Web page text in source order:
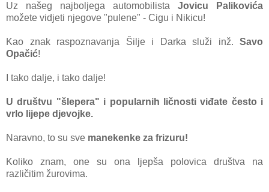
Uz našeg najboljega automobilista Jovicu Palikovića
možete vidjeti njegove "pulene" - Cigu i Nikicu!
Kao znak raspoznavanja Šilje i Darka služi inž. Savo
Opačić!
I tako dalje, i tako dalje!
U društvu "šlepera" i popularnih ličnosti viđate često i
vrlo lijepe djevojke.
Naravno, to su sve manekenke za frizuru!
Koliko znam, one su ona ljepša polovica društva na
različitim žurovima.